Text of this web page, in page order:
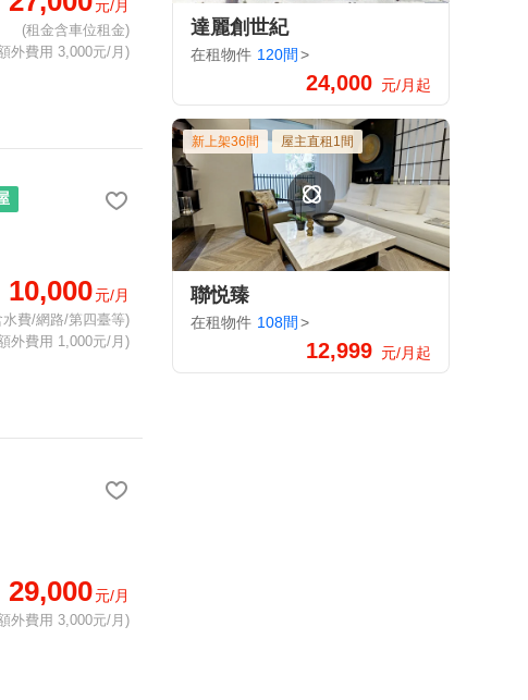
元/月
(租金含車位租金)
外費用 3,000元/月)
10,000元/月
水費/網路/第四臺等)
外費用 1,000元/月)
29,000元/月
外費用 3,000元/月)
達麗創世紀
在租物件 120間 >
24,000 元/月起
新上架36間 屋主直租1間
聯悦臻
在租物件 108間 >
12,999 元/月起